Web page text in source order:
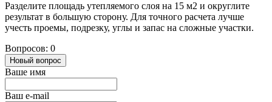
Разделите площадь утепляемого слоя на 15 м2 и округлите
результат в большую сторону. Для точного расчета лучше
учесть проемы, подрезку, углы и запас на сложные участки.
Вопросов: 0
Новый вопрос
Ваше имя
Ваш e-mail